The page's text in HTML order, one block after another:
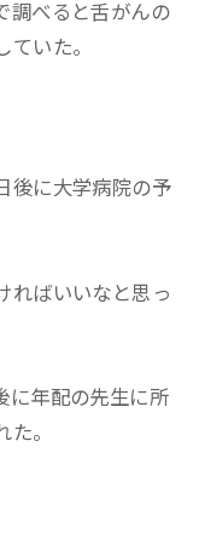
調べると舌がんの
いた。
後に大学病院の予
ればいいなと思っ
に年配の先生に所
。